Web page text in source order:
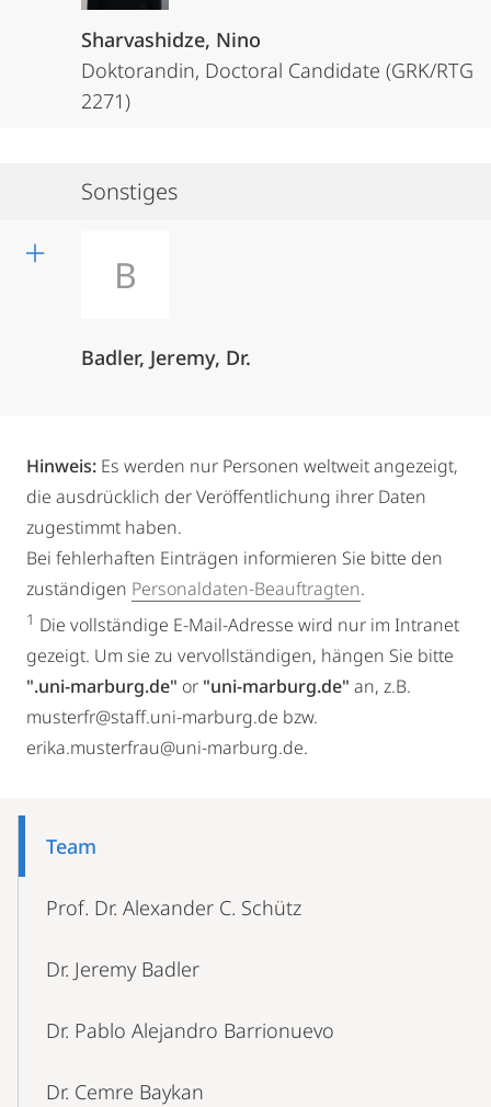
Sharvashidze, Nino
Doktorandin, Doctoral Candidate (GRK/RTG
2271)
Sonstiges
B
Badler, Jeremy, Dr.
Hinweis: Es werden nur Personen weltweit angezeigt,
die ausdrücklich der Veröffentlichung ihrer Daten
zugestimmt haben.
Bei fehlerhaften Einträgen informieren Sie bitte den
zuständigen Personaldaten-Beauftragten.
1 Die vollständige E-Mail-Adresse wird nur im Intranet
gezeigt. Um sie zu vervollständigen, hängen Sie bitte
".uni-marburg.de" or "uni-marburg.de" an, z.B.
musterfr@staff.uni-marburg.de bzw.
erika.musterfrau@uni-marburg.de.
Navigation
Team
Prof. Dr. Alexander C. Schütz
Dr. Jeremy Badler
Dr. Pablo Alejandro Barrionuevo
Dr. Cemre Baykan